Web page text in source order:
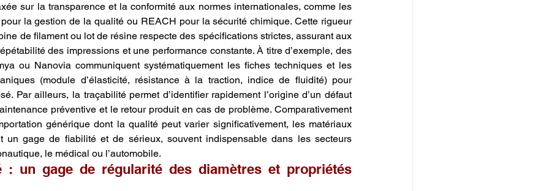
sur la transparence et la conformité aux normes internationales, comme les
la gestion de la qualité ou REACH pour la sécurité chimique. Cette rigueur
de filament ou lot de résine respecte des spécifications strictes, assurant aux
des impressions et une performance constante. À titre d’exemple, des
ou Nanovia communiquent systématiquement les fiches techniques et les
(module d’élasticité, résistance à la traction, indice de fluidité) pour
Par ailleurs, la traçabilité permet d’identifier rapidement l’origine d’un défaut
préventive et le retour produit en cas de problème. Comparativement
générique dont la qualité peut varier significativement, les matériaux
un gage de fiabilité et de sérieux, souvent indispensable dans les secteurs
le médical ou l’automobile.
: un gage de régularité des diamètres et propriétés